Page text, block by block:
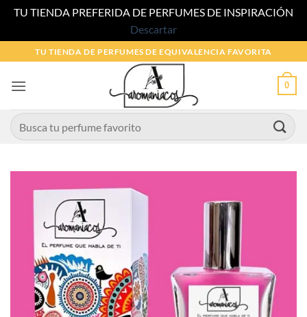
TU TIENDA PREFERIDA DE PERFUMES DE INSPIRACIÓN
Descartar
al
contenido
TU TIENDA DE PERFUMES DE EQUIVALENCIA FAVORITA
0
Buscar
por: